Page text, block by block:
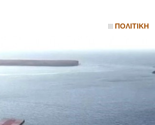
ΠΟΛΙΤΙΚΗ